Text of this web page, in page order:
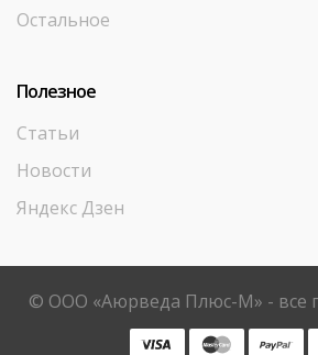
Остальное
Полезное
Статьи
Новости
Яндекс Дзен
© ООО «Аюрведа Плюс-М» - все